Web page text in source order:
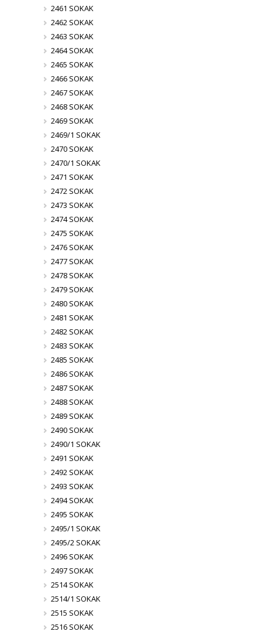
2461 SOKAK
2462 SOKAK
2463 SOKAK
2464 SOKAK
2465 SOKAK
2466 SOKAK
2467 SOKAK
2468 SOKAK
2469 SOKAK
2469/1 SOKAK
2470 SOKAK
2470/1 SOKAK
2471 SOKAK
2472 SOKAK
2473 SOKAK
2474 SOKAK
2475 SOKAK
2476 SOKAK
2477 SOKAK
2478 SOKAK
2479 SOKAK
2480 SOKAK
2481 SOKAK
2482 SOKAK
2483 SOKAK
2485 SOKAK
2486 SOKAK
2487 SOKAK
2488 SOKAK
2489 SOKAK
2490 SOKAK
2490/1 SOKAK
2491 SOKAK
2492 SOKAK
2493 SOKAK
2494 SOKAK
2495 SOKAK
2495/1 SOKAK
2495/2 SOKAK
2496 SOKAK
2497 SOKAK
2514 SOKAK
2514/1 SOKAK
2515 SOKAK
2516 SOKAK